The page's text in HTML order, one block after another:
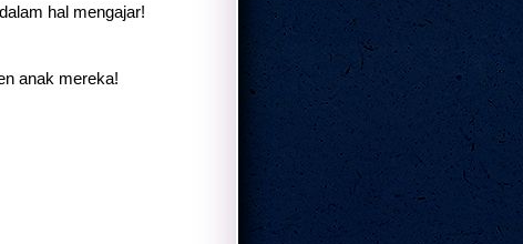
hal mengajar!
anak mereka!